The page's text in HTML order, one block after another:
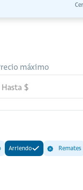
máximo
Arriendo Remates